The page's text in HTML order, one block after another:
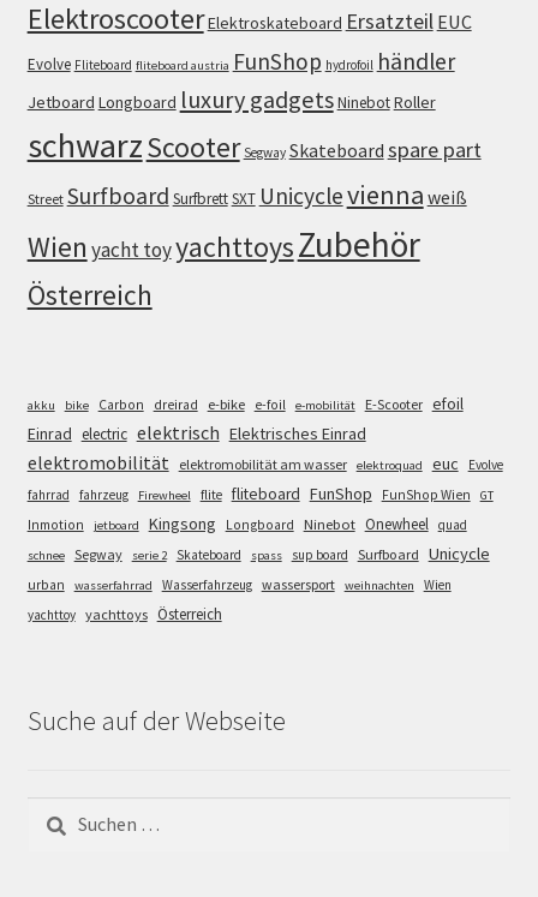
ElektroscooterElektroskateboard Ersatzteil EUC
Evolve Fliteboard fliteboard austria FunShop hydrofoil händler
Jetboard Longboard luxury gadgetsNinebotRoller
schwarzScooter Segway Skateboard spare part
Street Surfboard SurfbrettSXT Unicyclevienna weiß
Wien yacht toyyachttoysZubehör
Österreich
akku bike Carbon dreirad e-bike e-foil e-mobilität E-Scooter efoil
Einrad electric elektrisch Elektrisches Einrad
elektromobilität elektromobilität am wasser elektroquad euc
Evolve
fahrrad
fahrzeug Firewheel flite fliteboard FunShop FunShop Wien GT
Inmotion jetboard Kingsong Longboard Ninebot Onewheel quad
schnee Segway serie 2 Skateboard spass sup board Surfboard Unicycle
urban wasserfahrrad Wasserfahrzeug wassersport weihnachten
Wien
yachttoy yachttoys Österreich
Suche auf der Webseite
Suchen
nach: